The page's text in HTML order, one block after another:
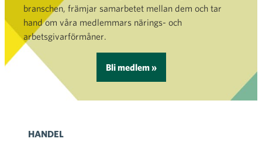
branschen, främjar samarbetet mellan dem och tar
hand om våra medlemmars närings- och
arbetsgivarförmåner.
Bli medlem »
HANDEL